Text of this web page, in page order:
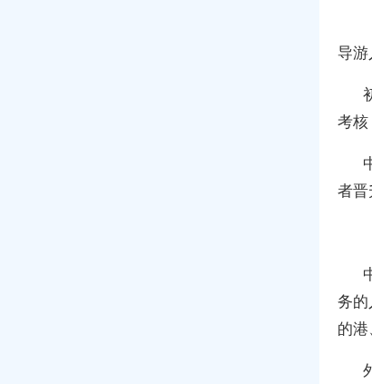
导
考核
者晋
务
的港